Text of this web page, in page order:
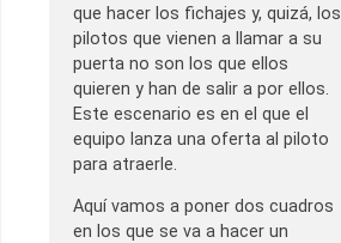
que hacer los fichajes y, quizá, los
pilotos que vienen a llamar a su
puerta no son los que ellos
quieren y han de salir a por ellos.
Este escenario es en el que el
equipo lanza una oferta al piloto
para atraerle.
Aquí vamos a poner dos cuadros
en los que se va a hacer un